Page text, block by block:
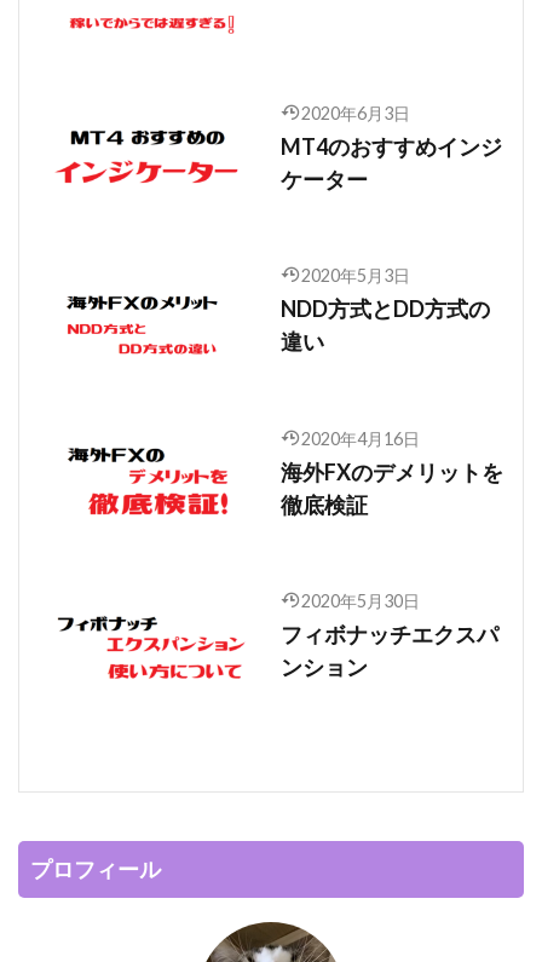
2020年6月3日
MT4のおすすめインジ
ケーター
2020年5月3日
NDD方式とDD方式の
違い
2020年4月16日
海外FXのデメリットを
徹底検証
2020年5月30日
フィボナッチエクスパ
ンション
プロフィール